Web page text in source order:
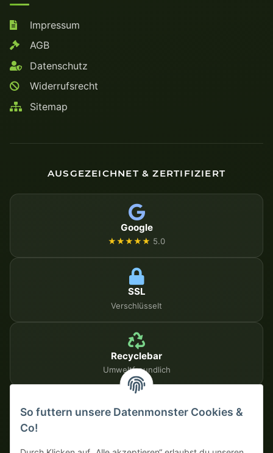
Impressum
AGB
Datenschutz
Widerrufsrecht
Sitemap
AUSGEZEICHNET & ZERTIFIZIERT
Google
★★★★★ 5.0
SSL
Verschlüsselt
Recyclebar
Umweltfreundlich
SICHERE ZAHLUNGSMETHODEN
So futtern unsere Datenmonster Cookies &
Co!